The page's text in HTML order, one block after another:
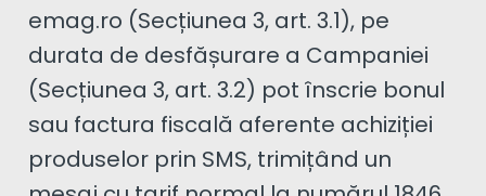
emag.ro (Secțiunea 3, art. 3.1), pe
durata de desfășurare a Campaniei
(Secțiunea 3, art. 3.2) pot înscrie bonul
sau factura fiscală aferente achiziției
produselor prin SMS, trimițând un